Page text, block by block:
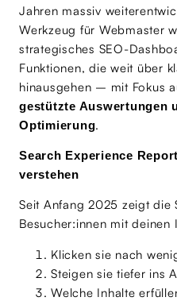
Jahren massiv
Werkzeug für Webmaster
strategisches SEO-
Funktionen, die weit über
hinausgehen – mit Fokus
gestützte Auswertungen
Optimierung.
Search Experience
verstehen
Seit Anfang 2025 zeigt die
Besucher:innen mit deinen
Klicken sie nach
Steigen sie tiefer ins
Welche Inhalte